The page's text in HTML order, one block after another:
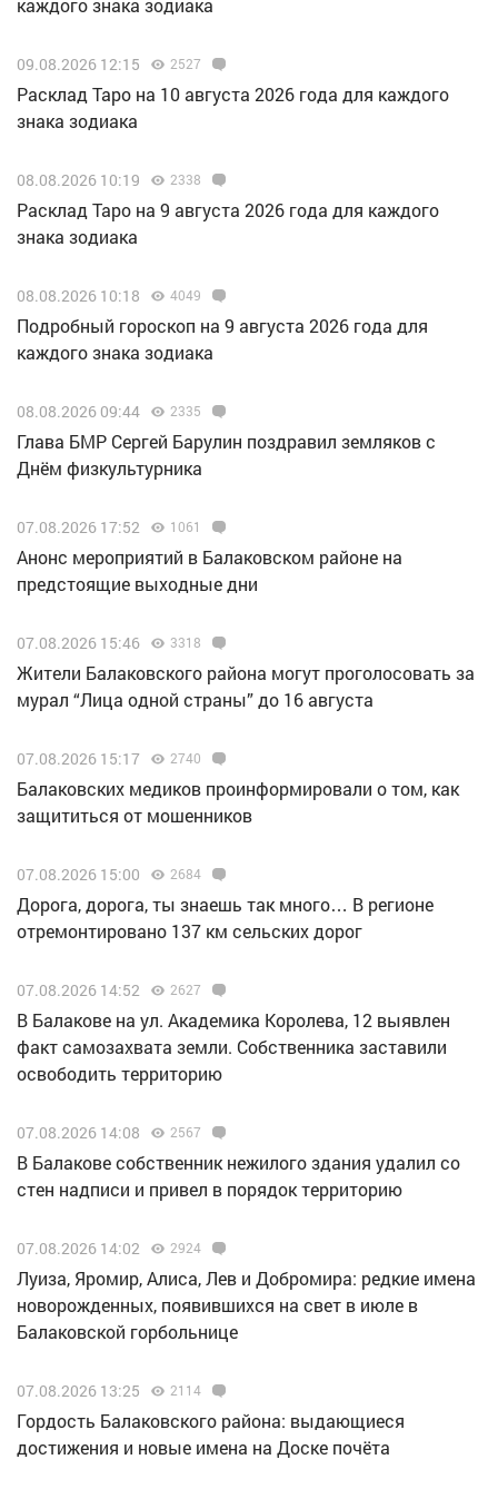
каждого знака зодиака
09.08.2026 12:15 2527
Расклад Таро на 10 августа 2026 года для каждого
знака зодиака
08.08.2026 10:19 2338
Расклад Таро на 9 августа 2026 года для каждого
знака зодиака
08.08.2026 10:18 4049
Подробный гороскоп на 9 августа 2026 года для
каждого знака зодиака
08.08.2026 09:44 2335
Глава БМР Сергей Барулин поздравил земляков с
Днём физкультурника
07.08.2026 17:52 1061
Анонс мероприятий в Балаковском районе на
предстоящие выходные дни
07.08.2026 15:46 3318
Жители Балаковского района могут проголосовать за
мурал “Лица одной страны” до 16 августа
07.08.2026 15:17 2740
Балаковских медиков проинформировали о том, как
защититься от мошенников
07.08.2026 15:00 2684
Дорога, дорога, ты знаешь так много… В регионе
отремонтировано 137 км сельских дорог
07.08.2026 14:52 2627
В Балакове на ул. Академика Королева, 12 выявлен
факт самозахвата земли. Собственника заставили
освободить территорию
07.08.2026 14:08 2567
В Балакове собственник нежилого здания удалил со
стен надписи и привел в порядок территорию
07.08.2026 14:02 2924
Луиза, Яромир, Алиса, Лев и Добромира: редкие имена
новорожденных, появившихся на свет в июле в
Балаковской горбольнице
07.08.2026 13:25 2114
Гордость Балаковского района: выдающиеся
достижения и новые имена на Доске почёта